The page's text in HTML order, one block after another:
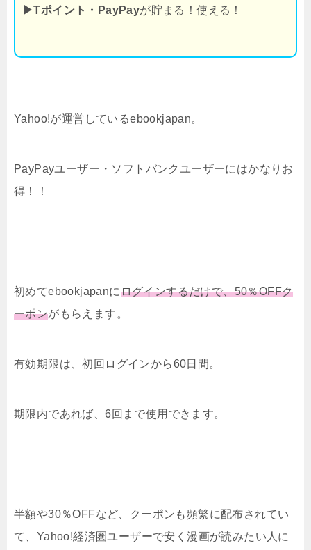
▶Tポイント・PayPayが貯まる！使える！
Yahoo!が運営しているebookjapan。
PayPayユーザー・ソフトバンクユーザーにはかなりお
得！！
初めてebookjapanにログインするだけで、50％OFFク
ーポンがもらえます。
有効期限は、初回ログインから60日間。
期限内であれば、6回まで使用できます。
半額や30％OFFなど、クーポンも頻繁に配布されてい
て、Yahoo!経済圏ユーザーで安く漫画が読みたい人に